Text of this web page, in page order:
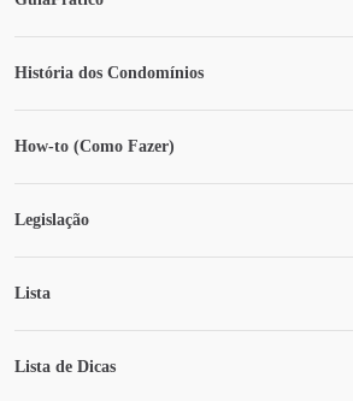
História dos Condomínios
How-to (Como Fazer)
Legislação
Lista
Lista de Dicas